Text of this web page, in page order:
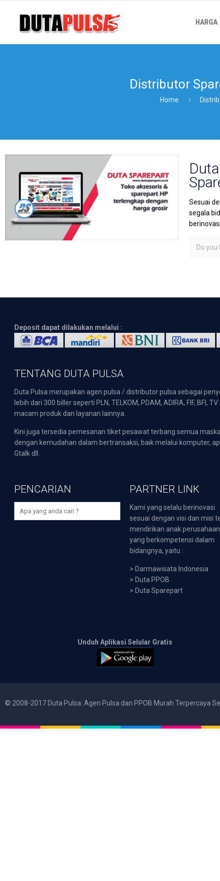
HARGA
Distributor
Home
Sesuai
segala
Do you
Deposit dapat dilakukan melalui :
TENTANG DUTA PULSA
Duta Pulsa merupakan agen pulsa / distributor pulsa sebagai
lebih dari 300 biller seperti PLN, TELKOM, PDAM, ADIRA, FIF,
macam produk dan layanan lainnya.
Kini juga tersedia pemesanan tiket pesawat terbang semua
dengan kemudahan dalam bertransaksi, baik melalui komputer,
Gtalk dll.
PENCARIAN PARTNER LINK
Kami yang selalu berinovasi
sesuai dengan visi dan misi
mendirikan anak perusahaan
yang berkompetensi dalam
bidangnya, yaitu :
> Darmawisata Indonesia
> Duta PPOB
> Duta Sparepart
Unduh Aplikasi Selular Gratis
© 2008-2017 Duta Pulsa: Agen Pulsa dan PPOB Murah Terpercaya